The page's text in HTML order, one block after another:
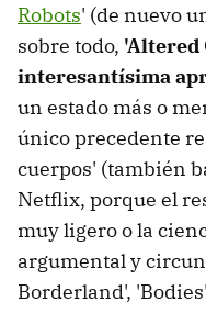
Robots' (de nuevo
sobre todo, 'Altered
interesantísima
un estado más o
único precedente
cuerpos' (también
Netflix, porque el
muy ligero o la
argumental y
Borderland',